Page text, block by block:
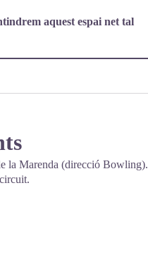
aquest espai net tal
la Marenda (direcció Bowling).